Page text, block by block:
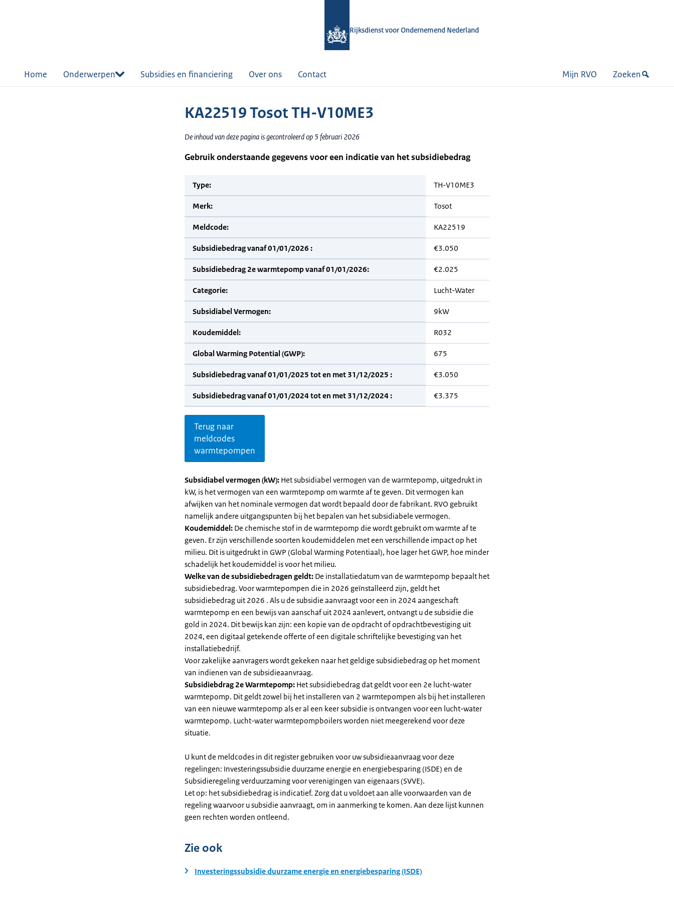
Rijksdienst voor Ondernemend Nederland
Home Onderwerpen Subsidies en financiering Over ons Contact Mijn RVO Zoeken
KA22519 Tosot TH-V10ME3
De inhoud van deze pagina is gecontroleerd op 5 februari 2026
Gebruik onderstaande gegevens voor een indicatie van het subsidiebedrag
Type: TH-V10ME3
Merk: Tosot
Meldcode: KA22519
Subsidiebedrag vanaf 01/01/2026 : €3.050
Subsidiebedrag 2e warmtepomp vanaf 01/01/2026: €2.025
Categorie: Lucht-Water
Subsidiabel Vermogen: 9kW
Koudemiddel: R032
Global Warming Potential (GWP): 675
Subsidiebedrag vanaf 01/01/2025 tot en met 31/12/2025 : €3.050
Subsidiebedrag vanaf 01/01/2024 tot en met 31/12/2024 : €3.375
Terug naar
meldcodes
warmtepompen
Subsidiabel vermogen (kW): Het subsidiabel vermogen van de warmtepomp, uitgedrukt in
kW, is het vermogen van een warmtepomp om warmte af te geven. Dit vermogen kan
afwijken van het nominale vermogen dat wordt bepaald door de fabrikant. RVO gebruikt
namelijk andere uitgangspunten bij het bepalen van het subsidiabele vermogen.
Koudemiddel: De chemische stof in de warmtepomp die wordt gebruikt om warmte af te
geven. Er zijn verschillende soorten koudemiddelen met een verschillende impact op het
milieu. Dit is uitgedrukt in GWP (Global Warming Potentiaal), hoe lager het GWP, hoe minder
schadelijk het koudemiddel is voor het milieu.
Welke van de subsidiebedragen geldt: De installatiedatum van de warmtepomp bepaalt het
subsidiebedrag. Voor warmtepompen die in 2026 geïnstalleerd zijn, geldt het
subsidiebedrag uit 2026 . Als u de subsidie aanvraagt voor een in 2024 aangeschaft
warmtepomp en een bewijs van aanschaf uit 2024 aanlevert, ontvangt u de subsidie die
gold in 2024. Dit bewijs kan zijn: een kopie van de opdracht of opdrachtbevestiging uit
2024, een digitaal getekende offerte of een digitale schriftelijke bevestiging van het
installatiebedrijf.
Voor zakelijke aanvragers wordt gekeken naar het geldige subsidiebedrag op het moment
van indienen van de subsidieaanvraag.
Subsidiebdrag 2e Warmtepomp: Het subsidiebedrag dat geldt voor een 2e lucht-water
warmtepomp. Dit geldt zowel bij het installeren van 2 warmtepompen als bij het installeren
van een nieuwe warmtepomp als er al een keer subsidie is ontvangen voor een lucht-water
warmtepomp. Lucht-water warmtepompboilers worden niet meegerekend voor deze
situatie.
U kunt de meldcodes in dit register gebruiken voor uw subsidieaanvraag voor deze
regelingen: Investeringssubsidie duurzame energie en energiebesparing (ISDE) en de
Subsidieregeling verduurzaming voor verenigingen van eigenaars (SVVE).
Let op: het subsidiebedrag is indicatief. Zorg dat u voldoet aan alle voorwaarden van de
regeling waarvoor u subsidie aanvraagt, om in aanmerking te komen. Aan deze lijst kunnen
geen rechten worden ontleend.
Zie ook
Investeringssubsidie duurzame energie en energiebesparing (ISDE)